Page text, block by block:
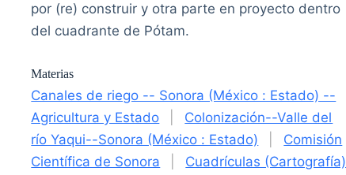
por (re) construir y otra parte en proyecto dentro
del cuadrante de Pótam.
Materias
Canales de riego -- Sonora (México : Estado) --
Agricultura y Estado
Colonización--Valle del
río Yaqui--Sonora (México : Estado)
Comisión
Científica de Sonora
Cuadrículas (Cartografía)